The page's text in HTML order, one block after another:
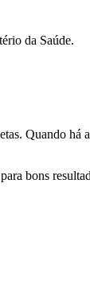
da Saúde.
Quando há
bons